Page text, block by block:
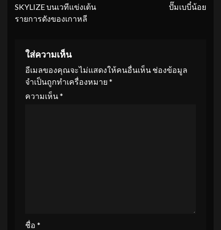
SKYLIZE บนเวทีแข่งเต้น
รายการดังของเกาหลี
ปั๊มเบบี๋น้อย
ใส่ความเห็น
อีเมลของคุณจะไม่แสดงให้คนอื่นเห็น ช่องข้อมูล
จำเป็นถูกทำเครื่องหมาย *
ความเห็น*
ชื่อ *